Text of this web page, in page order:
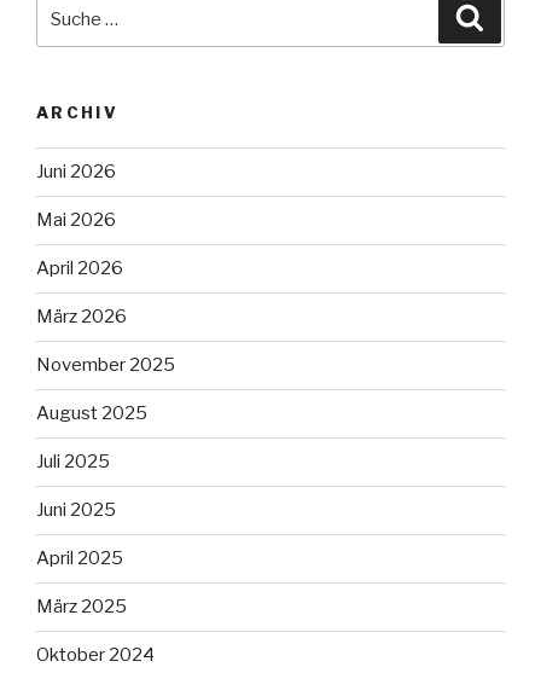
nach:
ARCHIV
Juni 2026
Mai 2026
April 2026
März 2026
November 2025
August 2025
Juli 2025
Juni 2025
April 2025
März 2025
Oktober 2024